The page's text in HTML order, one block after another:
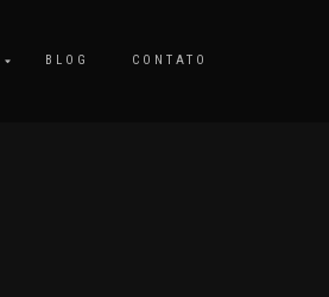
BLOG CONTATO